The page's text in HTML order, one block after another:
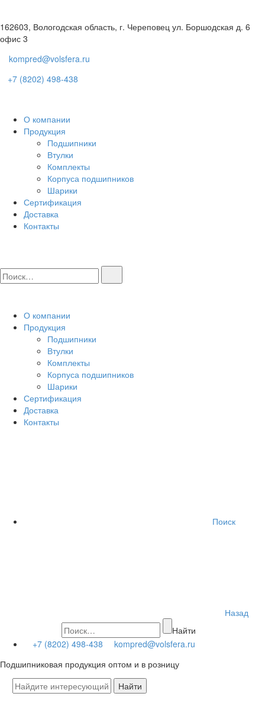
162603, Вологодская область, г. Череповец ул. Боршодская д. 6
офис 3
kompred@volsfera.ru
+7 (8202) 498-438
О компании
Продукция
Подшипники
Втулки
Комплекты
Корпуса подшипников
Шарики
Сертификация
Доставка
Контакты
О компании
Продукция
Подшипники
Втулки
Комплекты
Корпуса подшипников
Шарики
Сертификация
Доставка
Контакты
Поиск
Назад
Найти
+7 (8202) 498-438
kompred@volsfera.ru
Подшипниковая продукция оптом и в розницу